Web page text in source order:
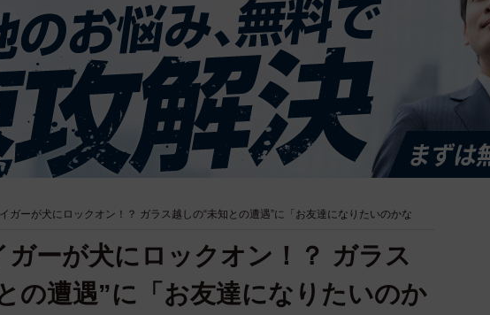
ガーが犬にロックオン！？ ガラス越しの“未知との遭遇”に「お友達になりたいのかな
ーが犬にロックオン！？ ガラス
の遭遇”に「お友達になりたいのか